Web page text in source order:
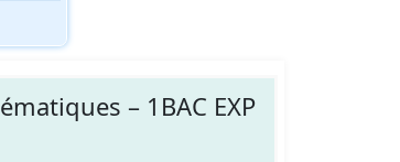
– 1BAC EXP